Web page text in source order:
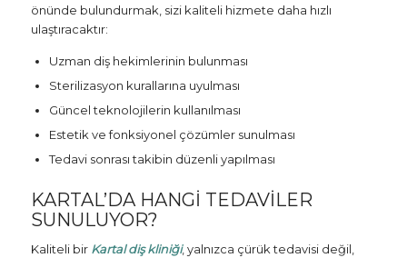
önünde bulundurmak, sizi kaliteli hizmete daha hızlı
ulaştıracaktır:
Uzman diş hekimlerinin bulunması
Sterilizasyon kurallarına uyulması
Güncel teknolojilerin kullanılması
Estetik ve fonksiyonel çözümler sunulması
Tedavi sonrası takibin düzenli yapılması
KARTAL’DA HANGI TEDAVILER
SUNULUYOR?
Kaliteli bir Kartal diş kliniği, yalnızca çürük tedavisi değil,